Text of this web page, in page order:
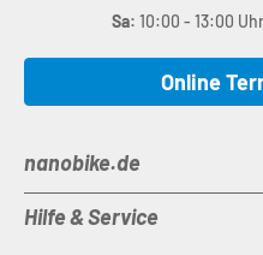
Sa: 10:00 - 13:00
Online
nanobike.de
Hilfe & Service